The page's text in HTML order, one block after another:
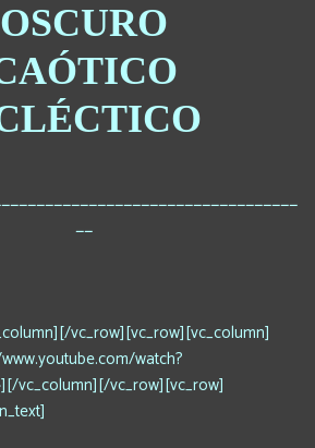
OSCURO
__
vc_row][vc_row][vc_column]
watch?
vc_column][/vc_row][vc_row]